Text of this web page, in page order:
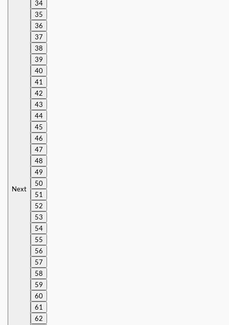
Next
34
35
36
37
38
39
40
41
42
43
44
45
46
47
48
49
50
51
52
53
54
55
56
57
58
59
60
61
62